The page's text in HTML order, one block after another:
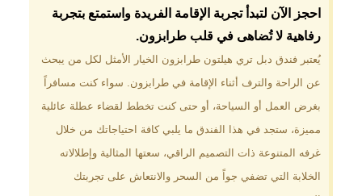
لماذا تختار فندق دبل
تري هيلتون
طرابزون؟
موقع مميز في قلب طرابزون بالقرب
من أهم المعالم السياحية. إطلالات
الخضراء. مرافق متكاملة تشمل
مسبحًا داخليًا، سبا، صالة ألعاب
رياضية، ومطاعم عالمية.
احجز الآن لتبدأ تجربة الإقامة الفريدة واستمتع بتجربة
رفاهية لا تُضاهى في قلب طرابزون.​
يُعتبر فندق دبل تري هيلتون طرابزون الخيار الأمثل لكل من يبحث
عن الراحة والترف أثناء الإقامة في طرابزون. سواء كنت مسافراً
بغرض العمل أو السياحة، أو حتى كنت تخطط لقضاء عطلة عائلية
مميزة، ستجد في هذا الفندق ما يلبي كافة احتياجاتك من خلال
غرفه المتنوعة ذات التصميم الراقي، سعتها المثالية وإطلالاته
الخلابة التي تضفي جواً من السحر والانتعاش على تجربتك